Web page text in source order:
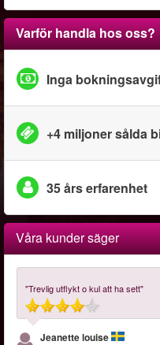
Varför handla hos oss?
Inga
+4 miljoner sålda
35 års erfarenhet
Våra kunder säger
"Trevlig utflykt o kul att ha sett"
Jeanette louise